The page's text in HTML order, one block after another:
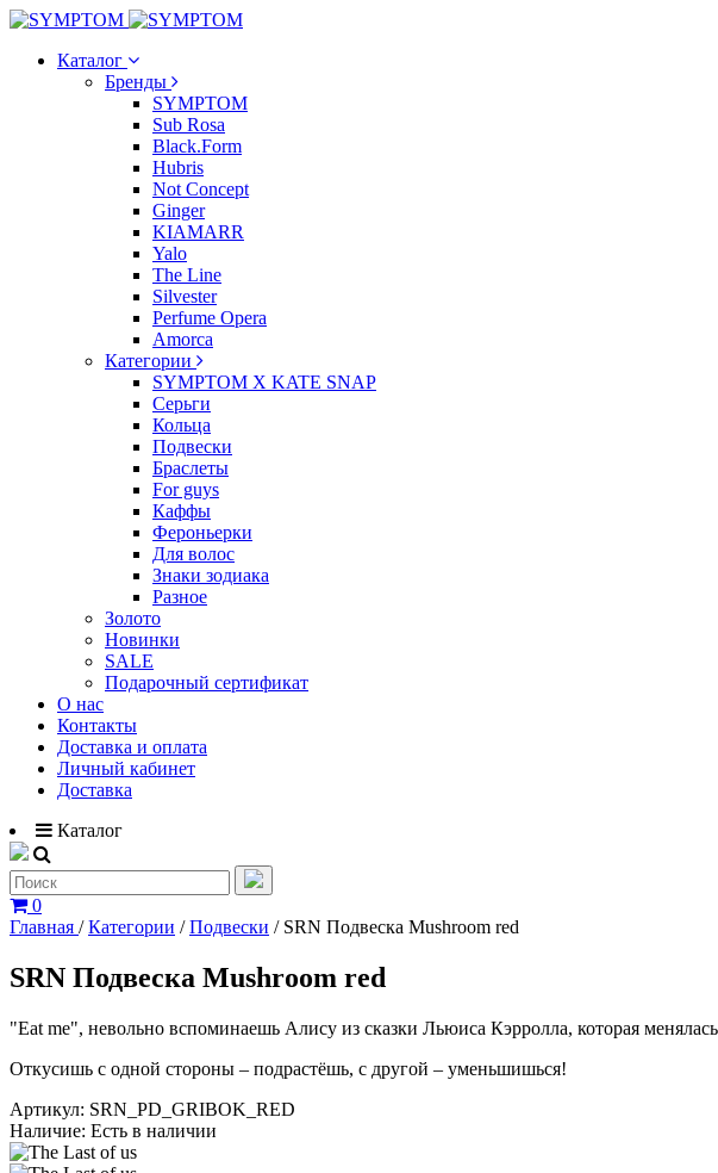
Каталог
Бренды
SYMPTOM
Sub Rosa
Black.Form
Hubris
Not Concept
Ginger
KIAMARR
Yalo
The Line
Silvester
Perfume Opera
Amorca
Категории
SYMPTOM X KATE SNAP
Серьги
Кольца
Подвески
Браслеты
For guys
Каффы
Фероньерки
Для волос
Знаки зодиака
Разное
Золото
Новинки
SALE
Подарочный сертификат
О нас
Контакты
Доставка и оплата
Личный кабинет
Доставка
Каталог
0
Главная /Категории /Подвески / SRN Подвеска Mushroom red
SRN Подвеска Mushroom red
"Eat me", невольно вспоминаешь Алису из сказки Льюиса Кэрролла, которая
Откусишь с одной стороны – подрастёшь, с другой – уменьшишься!
Артикул: SRN_PD_GRIBOK_RED
Наличие: Есть в наличии